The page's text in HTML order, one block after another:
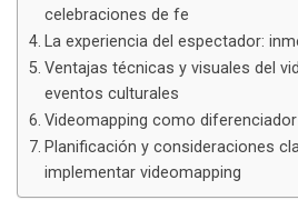
celebraciones de fe
La experiencia del espectador:
Ventajas técnicas y visuales del
eventos culturales
Videomapping como
Planificación y consideraciones
implementar videomapping